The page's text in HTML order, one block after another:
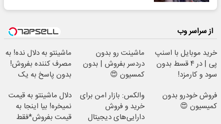
از سراسر وب
خرید موبایل با اسنپ
پی | در ۴ قسط بدون
سود و کارمزد!
ماشینت رو بدون
دردسر بفروش | بدون
کمسیون 😍
ماشینتو به دلال نده! به
مصرف کننده بفروش!
بدون پاسخ به یک
فروش خودرو بدون
کمیسیون 😍
والکس: بازار امن برای
خرید و فروش
دارایی‌های دیجیتال
دلال ماشینتو به قیمت
نمیخره! بیا اینجا به
قیمت بفروش*فقط